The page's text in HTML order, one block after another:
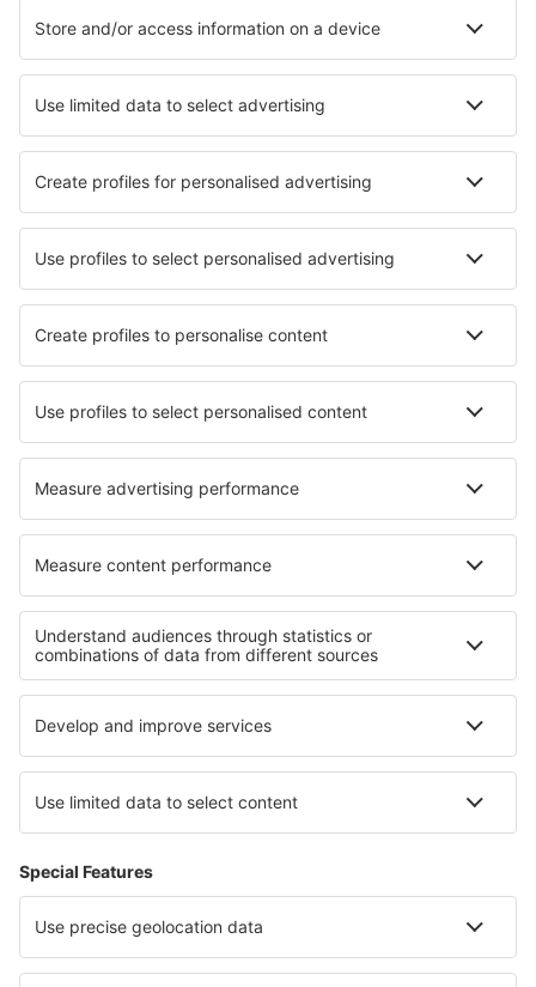
Ubytování in Gatlinburg Ubytování v Boise
Nejlepší ubytování - města
Ubytování in Petit-Réderching Ubytování in Blaesheim
Ubytování in Hunton Ubytování in Antigua Guatemala
Ubytování in Haundorf Ubytování in Boeslunde
Ubytování v Alta-Snowbird Ubytování in Alaska
Ubytování in Louisiana Ubytování na Slunečném pobřeží
Ubytování v Swiss Alps Ubytování in Zywiec Beskids
Ubytování na pobřeží Jihočínského moře
Ubytování v San Andrés y Providencia